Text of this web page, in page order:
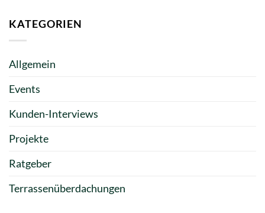
KATEGORIEN
Allgemein
Events
Kunden-Interviews
Projekte
Ratgeber
Terrassenüberdachungen